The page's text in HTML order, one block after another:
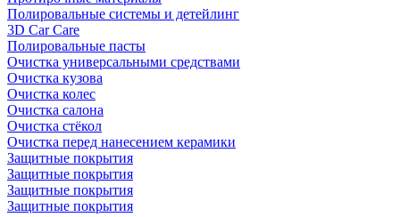
Полировальные системы и детейлинг
3D Car Care
Полировальные пасты
Очистка универсальными средствами
Очистка кузова
Очистка колес
Очистка салона
Очистка стёкол
Очистка перед нанесением керамики
Защитные покрытия
Защитные покрытия
Защитные покрытия
Защитные покрытия